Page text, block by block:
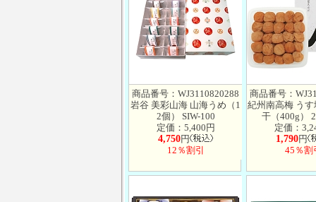
商品番号：WJ3110820288
岩谷 美彩山海 山海うめ（1
2個） SIW-100
定価：5,400円
4,750円
12％割引
商品番号：
紀州南高梅 う
干（400g）
定価：
1,790円
45％割